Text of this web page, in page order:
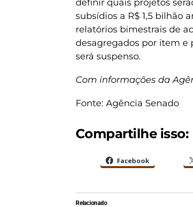
definir quais projetos
subsídios a R$ 1,5 bilhão
relatórios bimestrais de
desagregados por item e
será suspenso.
Com informações da
Fonte: Agência Senado
Compartilhe isso:
Facebook
Relacionado